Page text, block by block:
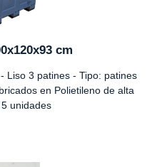
cm
Liso 3 patines - Tipo: patines
en Polietileno de alta
unidades